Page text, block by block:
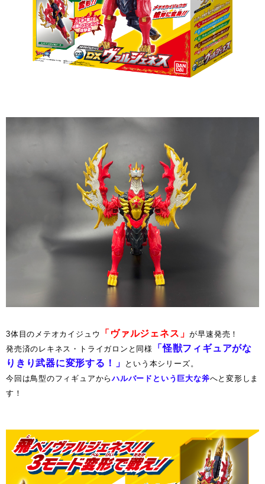
3体目のメテオカイジュウ 「ヴァルジェネス」が早速発売！
発売済のレキネス・トライガロンと同様
「怪獣フィギュアがな
りきり武器に変形する！」
という本シリーズ。
今回は鳥型のフィギュアからハルバードという巨大な斧へと変形しま
す！